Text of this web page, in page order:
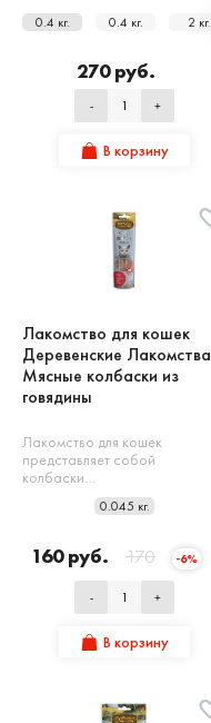
0.4 кг. 0.4 кг. 2 кг.
270 руб.
- +
В корзину
Лакомство для кошек
Деревенские Лакомства
Мясные колбаски из
говядины
Лакомство для кошек
представляет собой
колбаски…
0.045 кг.
160 руб. 170 -6%
- +
В корзину